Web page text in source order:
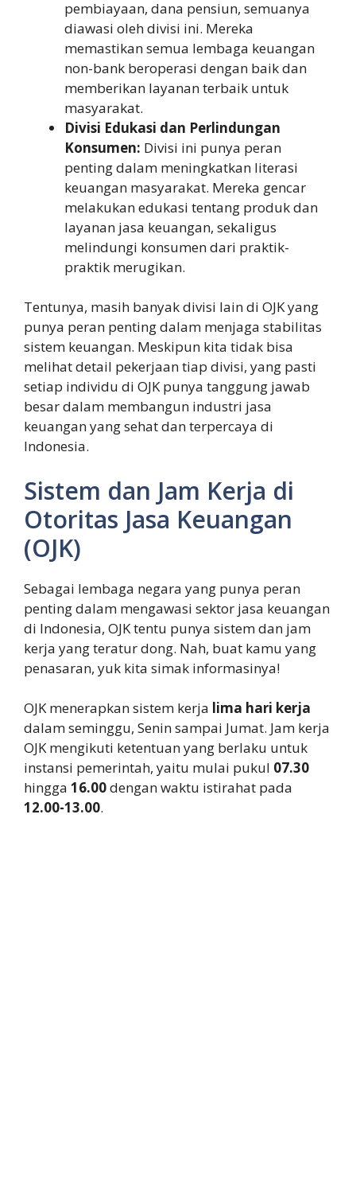
pembiayaan, dana pensiun, semuanya
diawasi oleh divisi ini. Mereka
memastikan semua lembaga keuangan
non-bank beroperasi dengan baik dan
memberikan layanan terbaik untuk
masyarakat.
Divisi Edukasi dan Perlindungan
Konsumen: Divisi ini punya peran
penting dalam meningkatkan literasi
keuangan masyarakat. Mereka gencar
melakukan edukasi tentang produk dan
layanan jasa keuangan, sekaligus
melindungi konsumen dari praktik-
praktik merugikan.
Tentunya, masih banyak divisi lain di OJK yang
punya peran penting dalam menjaga stabilitas
sistem keuangan. Meskipun kita tidak bisa
melihat detail pekerjaan tiap divisi, yang pasti
setiap individu di OJK punya tanggung jawab
besar dalam membangun industri jasa
keuangan yang sehat dan terpercaya di
Indonesia.
Sistem dan Jam Kerja di
Otoritas Jasa Keuangan
(OJK)
Sebagai lembaga negara yang punya peran
penting dalam mengawasi sektor jasa keuangan
di Indonesia, OJK tentu punya sistem dan jam
kerja yang teratur dong. Nah, buat kamu yang
penasaran, yuk kita simak informasinya!
OJK menerapkan sistem kerja lima hari kerja
dalam seminggu, Senin sampai Jumat. Jam kerja
OJK mengikuti ketentuan yang berlaku untuk
instansi pemerintah, yaitu mulai pukul 07.30
hingga 16.00dengan waktu istirahat pada
12.00-13.00.